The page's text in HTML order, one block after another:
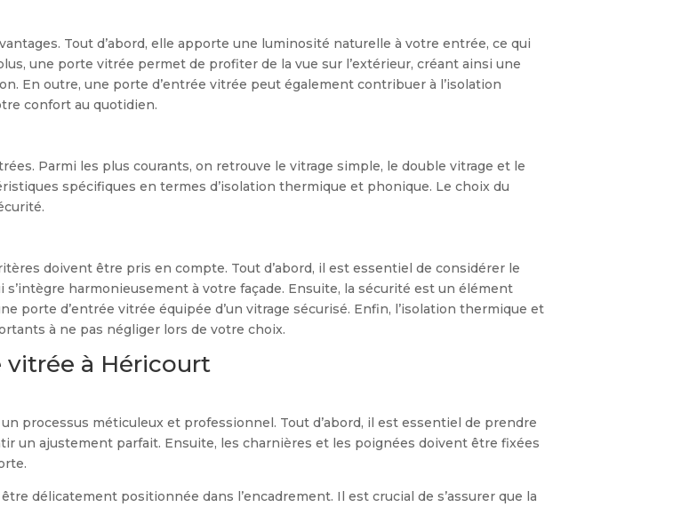
Tout d’abord, elle apporte une luminosité naturelle à votre entrée, ce qui
une porte vitrée permet de profiter de la vue sur l’extérieur, créant ainsi une
En outre, une porte d’entrée vitrée peut également contribuer à l’isolation
confort au quotidien.
Parmi les plus courants, on retrouve le vitrage simple, le double vitrage et le
spécifiques en termes d’isolation thermique et phonique. Le choix du
doivent être pris en compte. Tout d’abord, il est essentiel de considérer le
harmonieusement à votre façade. Ensuite, la sécurité est un élément
porte d’entrée vitrée équipée d’un vitrage sécurisé. Enfin, l’isolation thermique et
à ne pas négliger lors de votre choix.
vitrée à Héricourt
processus méticuleux et professionnel. Tout d’abord, il est essentiel de prendre
un ajustement parfait. Ensuite, les charnières et les poignées doivent être fixées
délicatement positionnée dans l’encadrement. Il est crucial de s’assurer que la